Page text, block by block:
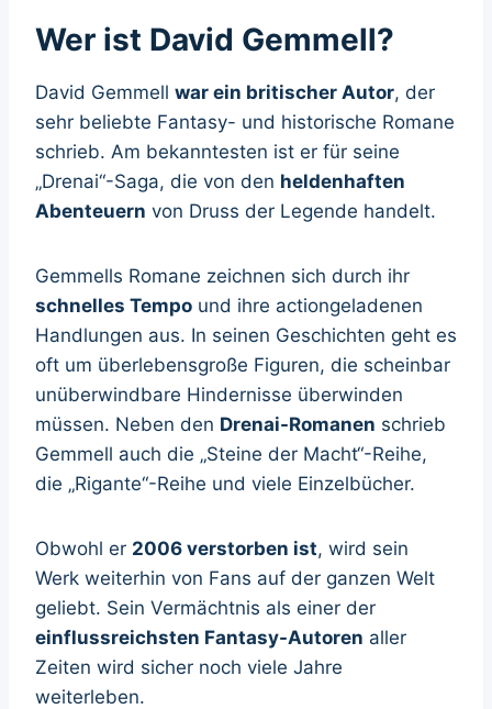
Wer ist David Gemmell?
David Gemmell war ein britischer Autor, der
sehr beliebte Fantasy- und historische Romane
schrieb. Am bekanntesten ist er für seine
„Drenai“-Saga, die von den heldenhaften
Abenteuern von Druss der Legende handelt.
Gemmells Romane zeichnen sich durch ihr
schnelles Tempo und ihre actiongeladenen
Handlungen aus. In seinen Geschichten geht es
oft um überlebensgroße Figuren, die scheinbar
unüberwindbare Hindernisse überwinden
müssen. Neben den Drenai-Romanen schrieb
Gemmell auch die „Steine der Macht“-Reihe,
die „Rigante“-Reihe und viele Einzelbücher.
Obwohl er 2006 verstorben ist, wird sein
Werk weiterhin von Fans auf der ganzen Welt
geliebt. Sein Vermächtnis als einer der
einflussreichsten Fantasy-Autoren aller
Zeiten wird sicher noch viele Jahre
weiterleben.